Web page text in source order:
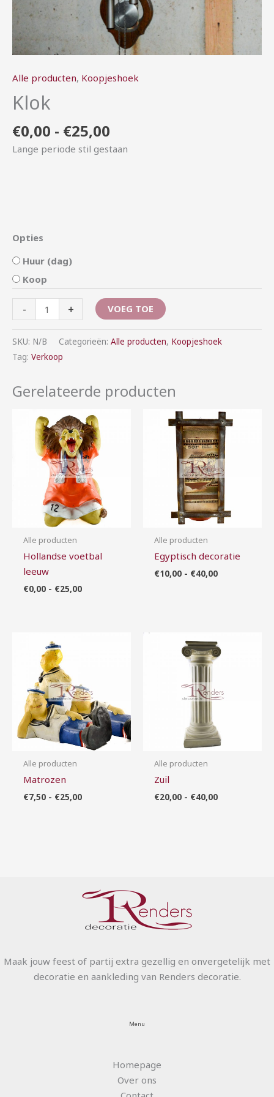
Alle producten, Koopjeshoek
Klok
€0,00 - €25,00
Lange periode stil gestaan
Opties
Huur (dag)
Koop
- + VOEG TOE
SKU: N/B Categorieën: Alle producten, Koopjeshoek
Tag: Verkoop
Gerelateerde producten
Alle producten
Hollandse voetbal
leeuw
€0,00 - €25,00
Prijsklasse:
€0,00
tot
€25,00
Alle producten
Egyptisch decoratie
€10,00 - €40,00
Prijsklasse:
€10,00
tot
€40,00
Alle producten
Matrozen
€7,50 - €25,00
Alle producten
Zuil
€20,00 - €40,00
€20,00
tot
Maak jouw feest of partij extra gezellig en onvergetelijk met
decoratie en aankleding van Renders decoratie.
Menu
Homepage
Over ons